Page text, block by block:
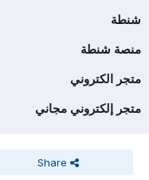
شنطة
منصة شنطة
متجر الكتروني
متجر إلكتروني مجاني
Share